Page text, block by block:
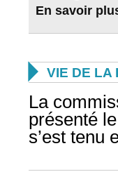
En savoir
 VIE DE LA
La
présenté
s’est tenu